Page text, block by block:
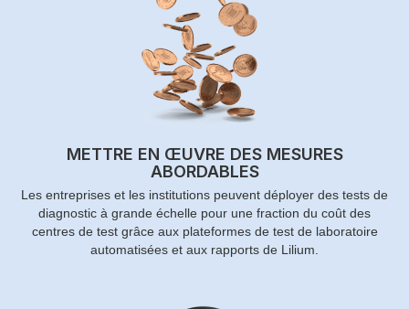
METTRE EN ŒUVRE DES MESURES
ABORDABLES
Les entreprises et les institutions peuvent déployer des tests de
diagnostic à grande échelle pour une fraction du coût des
centres de test grâce aux plateformes de test de laboratoire
automatisées et aux rapports de Lilium.